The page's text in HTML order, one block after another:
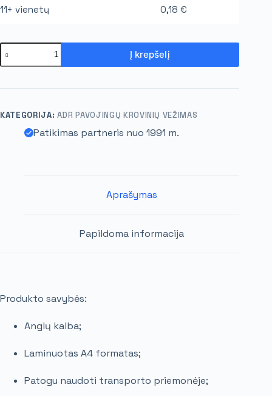
11+ vienetų 0,18 €
Į krepšelį
KATEGORIJA: ADR PAVOJINGŲ KROVINIŲ VEŽIMAS
Patikimas partneris nuo 1991 m.
Aprašymas
Papildoma informacija
Produkto savybės:
Anglų kalba;
Laminuotas A4 formatas;
Patogu naudoti transporto priemonėje;